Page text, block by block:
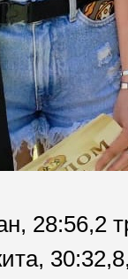
28:56,2